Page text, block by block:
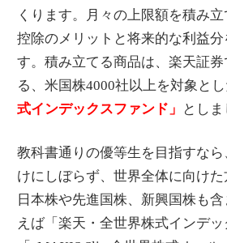
くります。月々の上限額を積み
控除のメリットと将来的な利益分
す。積み立てる商品は、楽天証
る、米国株4000社以上を対象とし
式インデックスファンド」
としま
教科書通りの優等生を目指すな
けにしぼらず、世界全体に向けた
日本株や先進国株、新興国株も
えば「楽天・全世界株式インデ